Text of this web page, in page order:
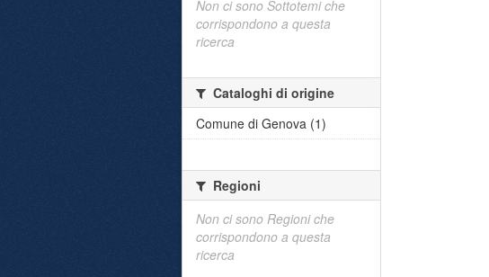
Non ci sono Sottotemi che
corrispondono a questa
ricerca
Cataloghi di origine
Comune di Genova (1)
Regioni
Non ci sono Regioni che
corrispondono a questa
ricerca